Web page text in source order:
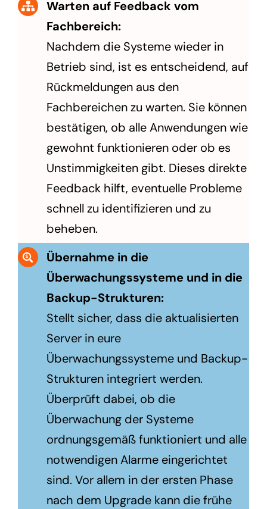
Warten auf Feedback vom
Fachbereich:
Nachdem die Systeme wieder in
Betrieb sind, ist es entscheidend, auf
Rückmeldungen aus den
Fachbereichen zu warten. Sie können
bestätigen, ob alle Anwendungen wie
gewohnt funktionieren oder ob es
Unstimmigkeiten gibt. Dieses direkte
Feedback hilft, eventuelle Probleme
schnell zu identifizieren und zu
beheben.
Übernahme in die
Überwachungssysteme und in die
Backup-Strukturen:
Stellt sicher, dass die aktualisierten
Server in eure
Überwachungssysteme und Backup-
Strukturen integriert werden.
Überprüft dabei, ob die
Überwachung der Systeme
ordnungsgemäß funktioniert und alle
notwendigen Alarme eingerichtet
sind. Vor allem in der ersten Phase
nach dem Upgrade kann die frühe